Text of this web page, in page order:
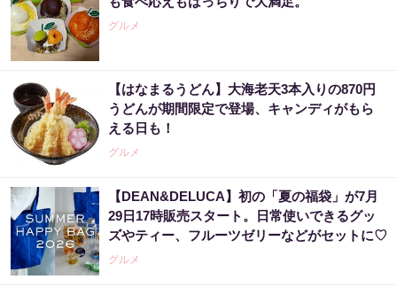
グルメ
【はなまるうどん】大海老天3本入りの870円
うどんが期間限定で登場、キャンディがもら
える日も！
グルメ
【DEAN&DELUCA】初の「夏の福袋」が7月
29日17時販売スタート。日常使いできるグッ
ズやティー、フルーツゼリーなどがセットに♡
グルメ